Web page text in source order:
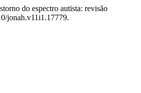
do espectro autista: revisão
jonah.v11i1.17779.